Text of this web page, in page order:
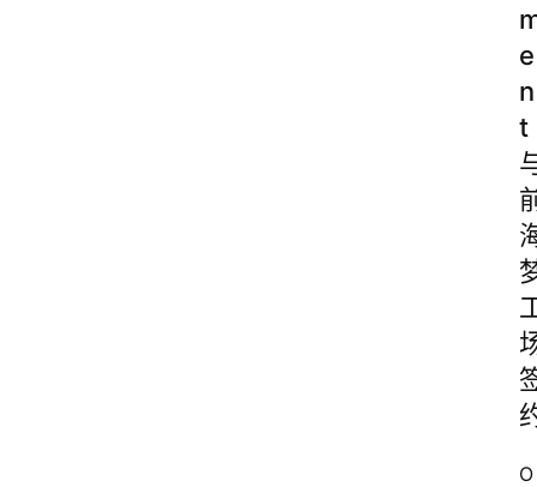
e
n
t
O